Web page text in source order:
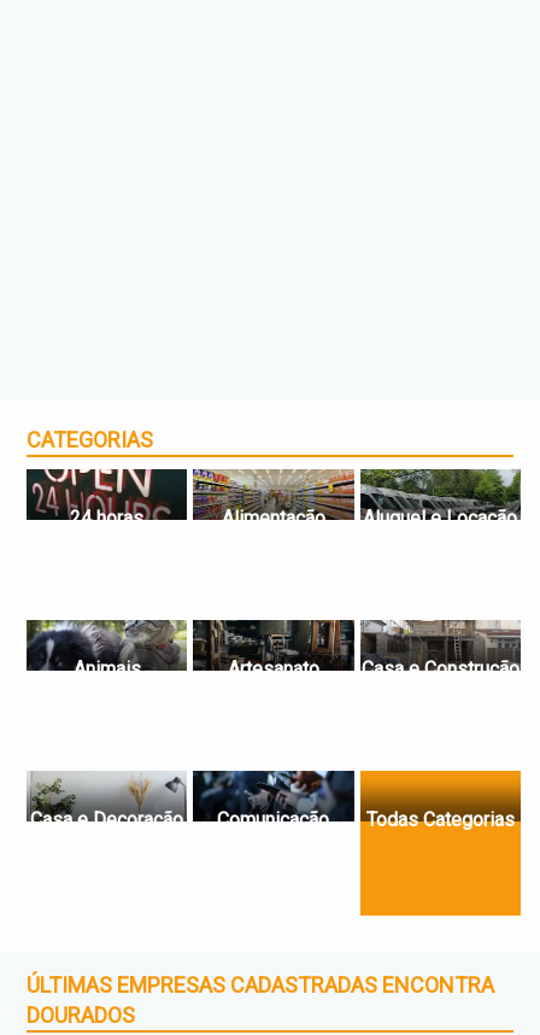
CATEGORIAS
24 horas Alimentação Aluguel e Locação
Animais Artesanato Casa e Construção
Casa e Decoração Comunicação Todas Categorias
ÚLTIMAS EMPRESAS CADASTRADAS ENCONTRA
DOURADOS